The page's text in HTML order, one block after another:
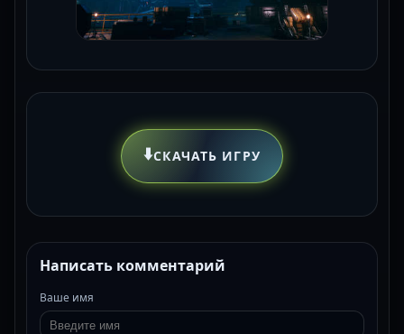
⬇️СКАЧАТЬ ИГРУ
Написать комментарий
Ваше имя